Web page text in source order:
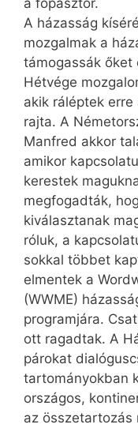
a főpásztor.
A házasság
mozgalmak a
támogassák őket
Hétvége
akik ráléptek
rajta. A
Manfred akkor
amikor
kerestek
megfogadták,
kiválasztanak
róluk, a
sokkal többet
elmentek a
(WWME)
programjára.
ott ragadtak. A
párokat
tartományokban
országos,
az összetartozás